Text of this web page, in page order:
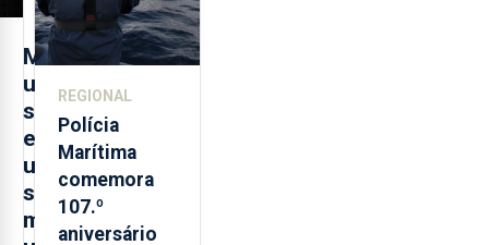
M
u
s
e
u
s
m
REGIONAL
Polícia
Marítima
comemora
107.º
aniversário